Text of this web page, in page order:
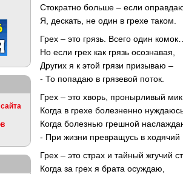
Стократно больше – если
Я, дескать, не один в грехе таком.
Грех – это грязь. Всего один комок…
Но если грех как грязь осознавая,
Других я к этой грязи призываю –
- То попадаю в грязевой поток.
Грех – это хворь, пронырливый
Когда в грехе болезненно
Когда болезнью грешной
- При жизни превращусь в ходячий
Грех – это страх и тайный жгучий
Когда за грех я брата осуждаю,